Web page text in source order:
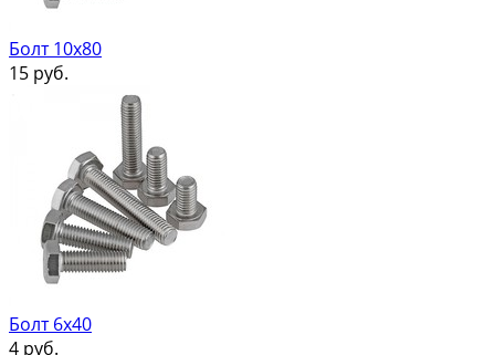
Болт 10х80
15 руб.
Болт 6х40
4 руб.